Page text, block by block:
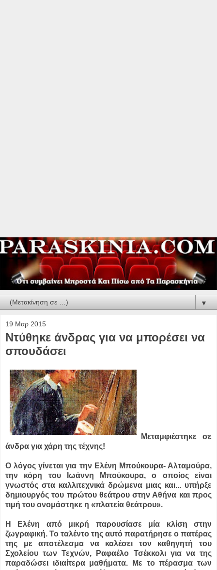
▼
19 Μαρ 2015
Ντύθηκε άνδρας για να μπορέσει να
σπουδάσει
Μεταμφιέστηκε σε
άνδρα για χάρη της τέχνης!
Ο λόγος γίνεται για την Ελένη Μπούκουρα- Αλταμούρα,
την κόρη του Ιωάννη Μπούκουρα, ο οποίος είναι
γνωστός στα καλλιτεχνικά δρώμενα μιας και... υπήρξε
δημιουργός του πρώτου θεάτρου στην Αθήνα και προς
τιμή του ονομάστηκε η «πλατεία θεάτρου».
Η Ελένη από μικρή παρουσίασε μία κλίση στην
ζωγραφική. Το ταλέντο της αυτό παρατήρησε ο πατέρας
της με αποτέλεσμα να καλέσει τον καθηγητή του
Σχολείου των Τεχνών, Ραφαέλο Τσέκκολι για να της
παραδώσει ιδιαίτερα μαθήματα. Με το πέρασμα των